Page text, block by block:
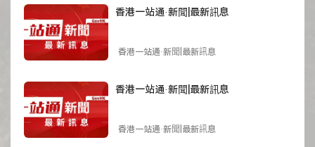
香港一站通·新聞|最新訊息
香港一站通·新聞|最新訊息
香港一站通·新聞|最新訊息
香港一站通·新聞|最新訊息